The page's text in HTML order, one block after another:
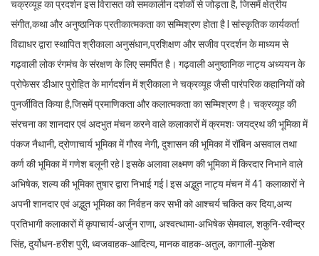
चक्रव्यूह का प्रदर्शन इस विरासत को समकालीन दर्शकों से जोड़ता है, जिसमें क्षेत्रीय
संगीत,कथा और अनुष्ठानिक प्रतीकात्मकता का सम्मिश्रण होता है I सांस्कृतिक कार्यकर्ता
विद्याधर द्वारा स्थापित श्रीकाला अनुसंधान,प्रशिक्षण और सजीव प्रदर्शन के माध्यम से
गढ़वाली लोक रंगमंच के संरक्षण के लिए समर्पित है। गढ़वाली अनुष्ठानिक नाट्य अध्ययन के
प्रोफेसर डीआर पुरोहित के मार्गदर्शन में श्रीकाला ने चक्रव्यूह जैसी पारंपरिक कहानियों को
पुनर्जीवित किया है,जिसमें प्रमाणिकता और कलात्मकता का सम्मिश्रण है। चक्रव्यूह की
संरचना का शानदार एवं अदभुत मंचन करने वाले कलाकारों में क्रमशः जयद्रथ की भूमिका में
पंकज नैथानी, द्रोणाचार्य भूमिका में गौरव नेगी, दुशासन की भूमिका में रॉबिन असवाल तथा
कर्ण की भूमिका में गणेश बलूनी रहे I इसके अलावा लक्ष्मण की भूमिका में किरदार निभाने वाले
अभिषेक, शल्य की भूमिका तुषार द्वारा निभाई गई I इस अद्भुत नाट्य मंचन में 41 कलाकारों ने
अपनी शानदार एवं अद्भुत भूमिका का निर्वहन कर सभी को आश्चर्य चकित कर दिया,अन्य
प्रतिभागी कलाकारों में कृपाचार्य-अर्जुन राणा, अश्वत्थामा-अभिषेक सेमवाल, शकुनि-रवीन्द्र
सिंह, दुर्योधन-हरीश पुरी, ध्वजवाहक-आदित्य, मानक वाहक-अतुल, कागाली-मुकेश